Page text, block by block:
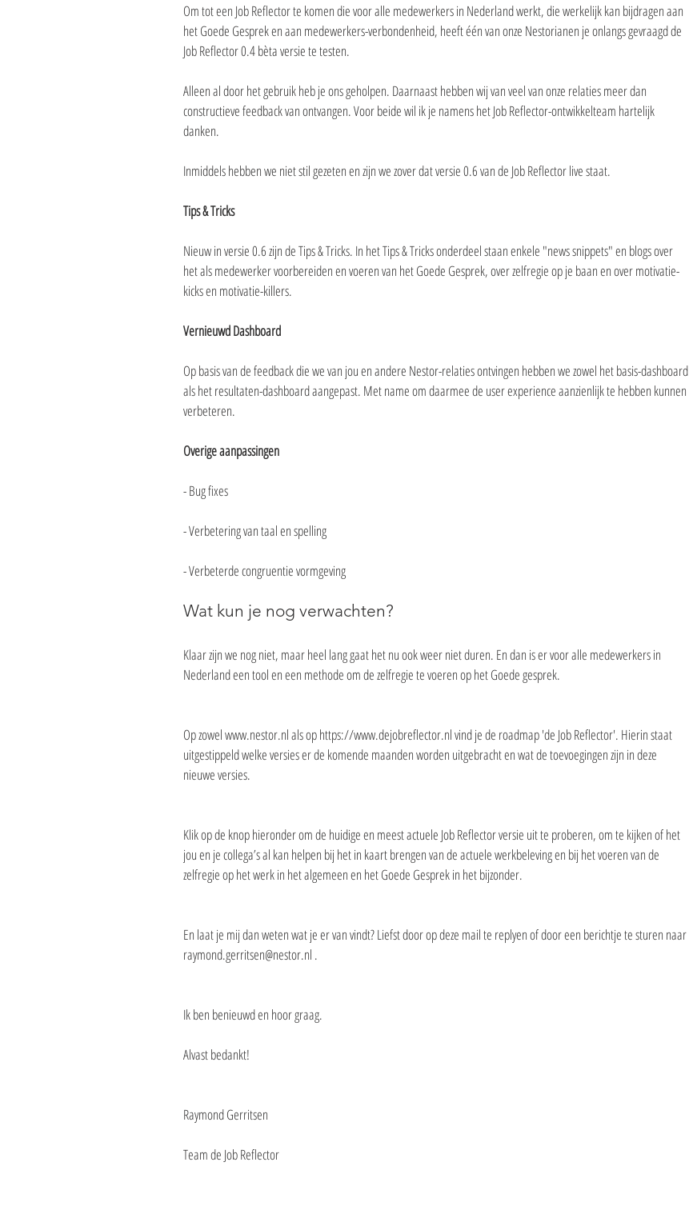
Om tot een Job Reflector te komen die voor alle medewerkers in Nederland werkt, die werkelijk kan bijdragen aan
het Goede Gesprek en aan medewerkers-verbondenheid, heeft één van onze Nestorianen je onlangs gevraagd de
Job Reflector 0.4 bèta versie te testen.
Alleen al door het gebruik heb je ons geholpen. Daarnaast hebben wij van veel van onze relaties meer dan
constructieve feedback van ontvangen. Voor beide wil ik je namens het Job Reflector-ontwikkelteam hartelijk
danken.
Inmiddels hebben we niet stil gezeten en zijn we zover dat versie 0.6 van de Job Reflector live staat.
Tips & Tricks
Nieuw in versie 0.6 zijn de Tips & Tricks. In het Tips & Tricks onderdeel staan enkele "news snippets" en blogs over
het als medewerker voorbereiden en voeren van het Goede Gesprek, over zelfregie op je baan en over motivatie-
kicks en motivatie-killers.
Vernieuwd Dashboard
Op basis van de feedback die we van jou en andere Nestor-relaties ontvingen hebben we zowel het basis-dashboard
als het resultaten-dashboard aangepast. Met name om daarmee de user experience aanzienlijk te hebben kunnen
verbeteren.
Overige aanpassingen
- Bug fixes
- Verbetering van taal en spelling
- Verbeterde congruentie vormgeving
Wat kun je nog verwachten?
Klaar zijn we nog niet, maar heel lang gaat het nu ook weer niet duren. En dan is er voor alle medewerkers in
Nederland een tool en een methode om de zelfregie te voeren op het Goede gesprek.
Op zowel www.nestor.nl als op https://www.dejobreflector.nl vind je de roadmap 'de Job Reflector'. Hierin staat
uitgestippeld welke versies er de komende maanden worden uitgebracht en wat de toevoegingen zijn in deze
nieuwe versies.
Klik op de knop hieronder om de huidige en meest actuele Job Reflector versie uit te proberen, om te kijken of het
jou en je collega’s al kan helpen bij het in kaart brengen van de actuele werkbeleving en bij het voeren van de
zelfregie op het werk in het algemeen en het Goede Gesprek in het bijzonder.
En laat je mij dan weten wat je er van vindt? Liefst door op deze mail te replyen of door een berichtje te sturen naar
raymond.gerritsen@nestor.nl .
Ik ben benieuwd en hoor graag.
Alvast bedankt!
Raymond Gerritsen
Team de Job Reflector